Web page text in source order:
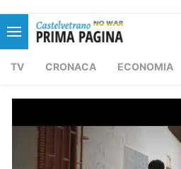
TV CRONACA ECONOMIA